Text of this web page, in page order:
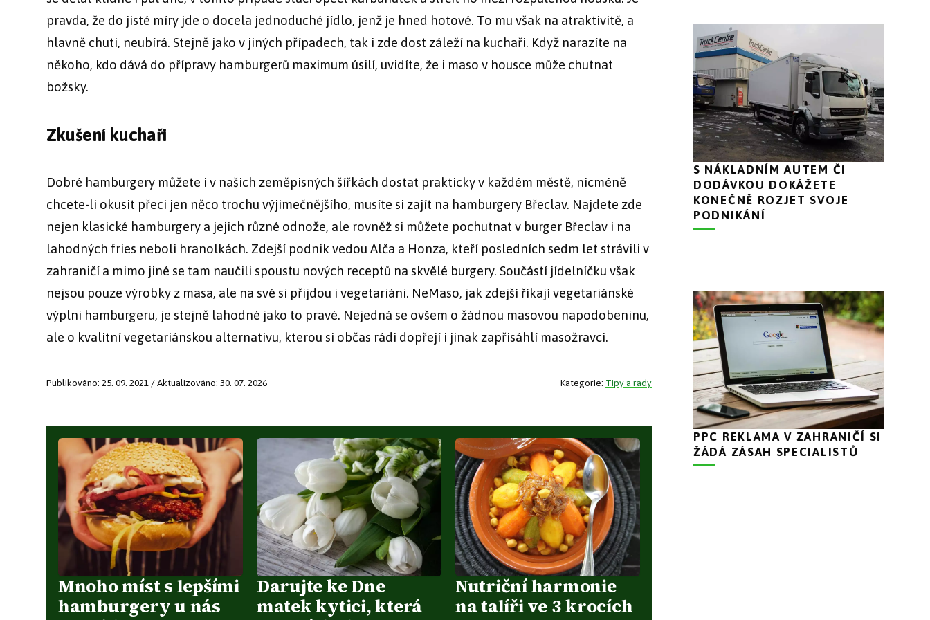
pravda, že do jisté míry jde o docela jednoduché jídlo, jenž je hned hotové. To mu však na atraktivitě, a
hlavně chuti, neubírá. Stejně jako v jiných případech, tak i zde dost záleží na kuchaři. Když narazíte na
někoho, kdo dává do přípravy hamburgerů maximum úsilí, uvidíte, že i maso v housce může chutnat
božsky.
Zkušení kuchaři
Dobré hamburgery můžete i v našich zeměpisných šířkách dostat prakticky v každém městě, nicméně
chcete-li okusit přeci jen něco trochu výjimečnějšího, musíte si zajít na hamburgery Břeclav. Najdete zde
nejen klasické hamburgery a jejich různé odnože, ale rovněž si můžete pochutnat v burger Břeclav i na
lahodných fries neboli hranolkách. Zdejší podnik vedou Alča a Honza, kteří posledních sedm let strávili v
zahraničí a mimo jiné se tam naučili spoustu nových receptů na skvělé burgery. Součástí jídelníčku však
nejsou pouze výrobky z masa, ale na své si přijdou i vegetariáni. NeMaso, jak zdejší říkají vegetariánské
výplni hamburgeru, je stejně lahodné jako to pravé. Nejedná se ovšem o žádnou masovou napodobeninu,
ale o kvalitní vegetariánskou alternativu, kterou si občas rádi dopřejí i jinak zapřisáhlí masožravci.
Publikováno: 25. 09. 2021 / Aktualizováno: 30. 07. 2026 Kategorie: Tipy a rady
Mnoho míst s lepšími
hamburgery u nás
Darujte ke Dne
matek kytici, která
Nutriční harmonie
na talíři ve 3 krocích
S NÁKLADNÍM AUTEM ČI
DODÁVKOU DOKÁŽETE
KONEČNĚ ROZJET SVOJE
PODNIKÁNÍ
PPC REKLAMA V ZAHRANIČÍ SI
ŽÁDÁ ZÁSAH SPECIALISTŮ